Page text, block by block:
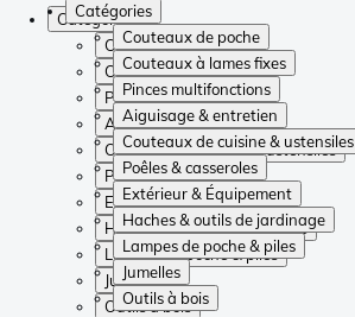
Catégories
Couteaux de poche
Couteaux à lames fixes
Pinces multifonctions
Aiguisage & entretien
Couteaux de cuisine & ustensiles
Poêles & casseroles
Extérieur & Équipement
Haches & outils de jardinage
Lampes de poche & piles
Jumelles
Outils à bois
Catégories
Couteaux de poche
Couteaux à lames fixes
Pinces multifonctions
Aiguisage & entretien
Couteaux de cuisine & ustensiles
Poêles & casseroles
Extérieur & Équipement
Haches & outils de jardinage
Lampes de poche & piles
Jumelles
Outils à bois